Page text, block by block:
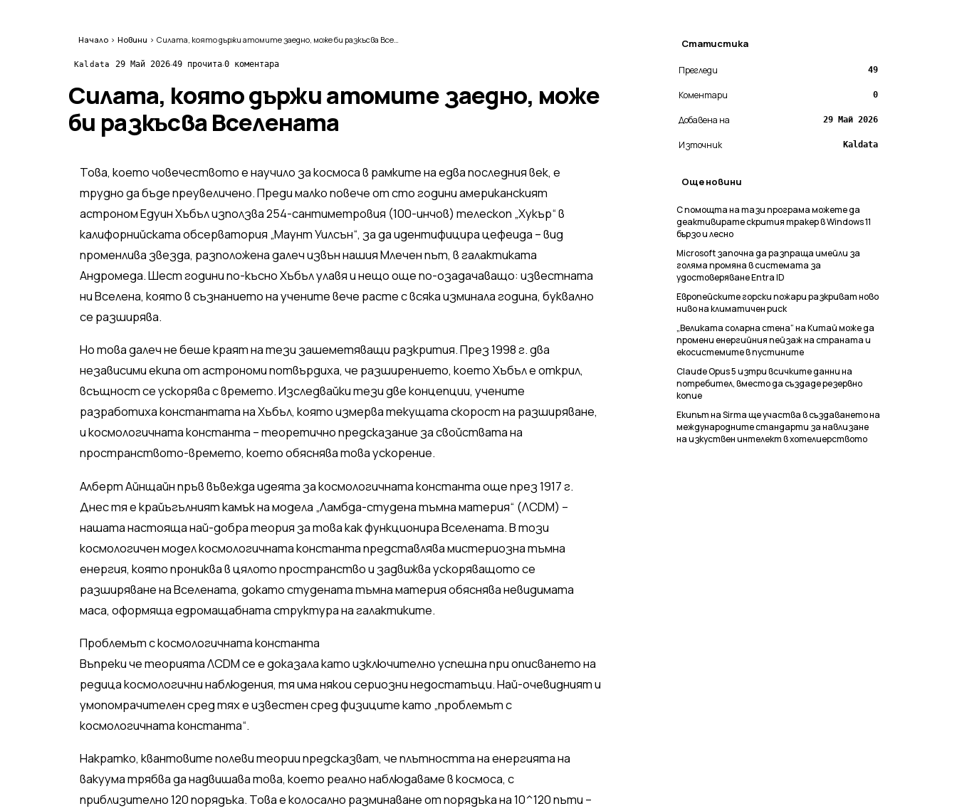
Начало › Новини › Силата, която държи атомите заедно, може би разкъсва Вселената
Kaldata 29 Май 2026·49 прочита·0 коментара
Силата, която държи атомите заедно, може
би разкъсва Вселената
Това, което човечеството е научило за космоса в рамките на едва последния век, е
трудно да бъде преувеличено. Преди малко повече от сто години американският
астроном Едуин Хъбъл използва 254-сантиметровия (100-инчов) телескоп „Хукър“ в
калифорнийската обсерватория „Маунт Уилсън“, за да идентифицира цефеида – вид
променлива звезда, разположена далеч извън нашия Млечен път, в галактиката
Андромеда. Шест години по-късно Хъбъл улавя и нещо още по-озадачаващо: известната
ни Вселена, която в съзнанието на учените вече расте с всяка изминала година, буквално
се разширява.
Но това далеч не беше краят на тези зашеметяващи разкрития. През 1998 г. два
независими екипа от астрономи потвърдиха, че разширението, което Хъбъл е открил,
всъщност се ускорява с времето. Изследвайки тези две концепции, учените
разработиха константата на Хъбъл, която измерва текущата скорост на разширяване,
и космологичната константа – теоретично предсказание за свойствата на
пространството-времето, което обяснява това ускорение.
Алберт Айнщайн пръв въвежда идеята за космологичната константа още през 1917 г.
Днес тя е крайъгълният камък на модела „Ламбда-студена тъмна материя“ (ΛCDM) –
нашата настояща най-добра теория за това как функционира Вселената. В този
космологичен модел космологичната константа представлява мистериозна тъмна
енергия, която прониква в цялото пространство и задвижва ускоряващото се
разширяване на Вселената, докато студената тъмна материя обяснява невидимата
маса, оформяща едромащабната структура на галактиките.
Проблемът с космологичната константа
Въпреки че теорията ΛCDM се е доказала като изключително успешна при описването на
редица космологични наблюдения, тя има някои сериозни недостатъци. Най-очевидният и
умопомрачителен сред тях е известен сред физиците като „проблемът с
космологичната константа“.
Накратко, квантовите полеви теории предсказват, че плътността на енергията на
вакуума трябва да надвишава това, което реално наблюдаваме в космоса, с
приблизително 120 порядъка. Това е колосално разминаване от порядъка на 10^120 пъти –
Статистика
Прегледи 49
Коментари 0
Добавена на 29 Май 2026
Източник Kaldata
Още новини
С помощта на тази програма можете да
деактивирате скрития тракер в Windows 11
бързо и лесно
Microsoft започна да разпраща имейли за
голяма промяна в системата за
удостоверяване Entra ID
Европейските горски пожари разкриват ново
ниво на климатичен риск
„Великата соларна стена“ на Китай може да
промени енергийния пейзаж на страната и
екосистемите в пустините
Claude Opus 5 изтри всичките данни на
потребител, вместо да създаде резервно
копие
Екипът на Sirma ще участва в създаването на
международните стандарти за навлизане
на изкуствен интелект в хотелиерството